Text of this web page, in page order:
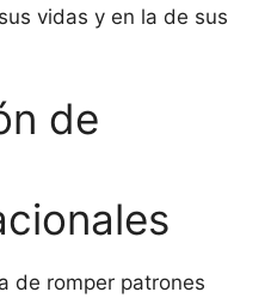
vidas y en la de sus
de
de romper patrones